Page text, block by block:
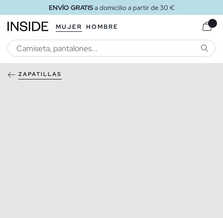
ENVÍO GRATISa domicilio a partir de 30 €
MUJER HOMBRE
ZAPATILLAS